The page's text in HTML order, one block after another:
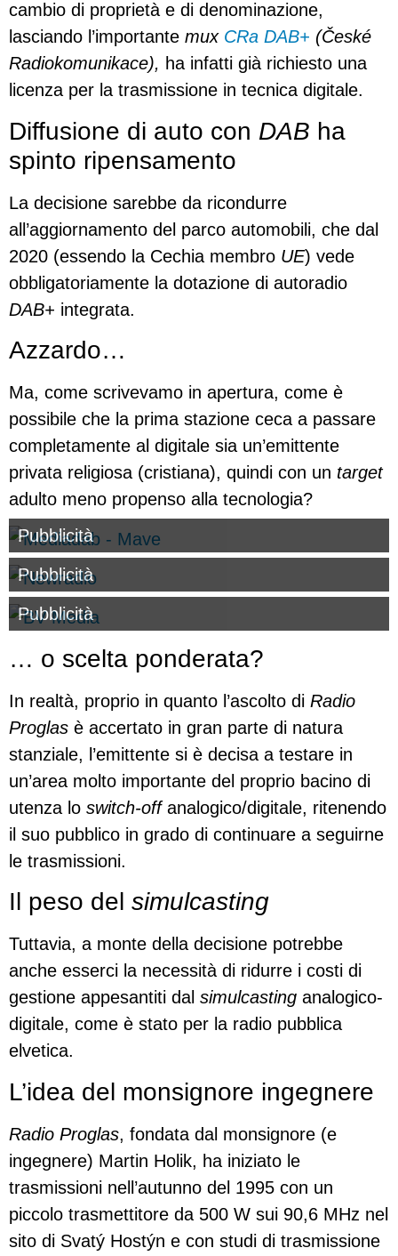
cambio di proprietà e di denominazione,
lasciando l’importante mux CRa DAB+ (České
Radiokomunikace), ha infatti già richiesto una
licenza per la trasmissione in tecnica digitale.
Diffusione di auto con DAB ha
spinto ripensamento
La decisione sarebbe da ricondurre
all’aggiornamento del parco automobili, che dal
2020 (essendo la Cechia membro UE) vede
obbligatoriamente la dotazione di autoradio
DAB+ integrata.
Azzardo…
Ma, come scrivevamo in apertura, come è
possibile che la prima stazione ceca a passare
completamente al digitale sia un’emittente
privata religiosa (cristiana), quindi con un target
adulto meno propenso alla tecnologia?
Pubblicità
Pubblicità
Pubblicità
… o scelta ponderata?
In realtà, proprio in quanto l’ascolto di Radio
Proglas è accertato in gran parte di natura
stanziale, l’emittente si è decisa a testare in
un’area molto importante del proprio bacino di
utenza lo switch-offanalogico/digitale, ritenendo
il suo pubblico in grado di continuare a seguirne
le trasmissioni.
Il peso del simulcasting
Tuttavia, a monte della decisione potrebbe
anche esserci la necessità di ridurre i costi di
gestione appesantiti dal simulcasting analogico-
digitale, come è stato per la radio pubblica
elvetica.
L’idea del monsignore ingegnere
Radio Proglas, fondata dal monsignore (e
ingegnere) Martin Holik, ha iniziato le
trasmissioni nell’autunno del 1995 con un
piccolo trasmettitore da 500 W sui 90,6 MHz nel
sito di Svatý Hostýn e con studi di trasmissione